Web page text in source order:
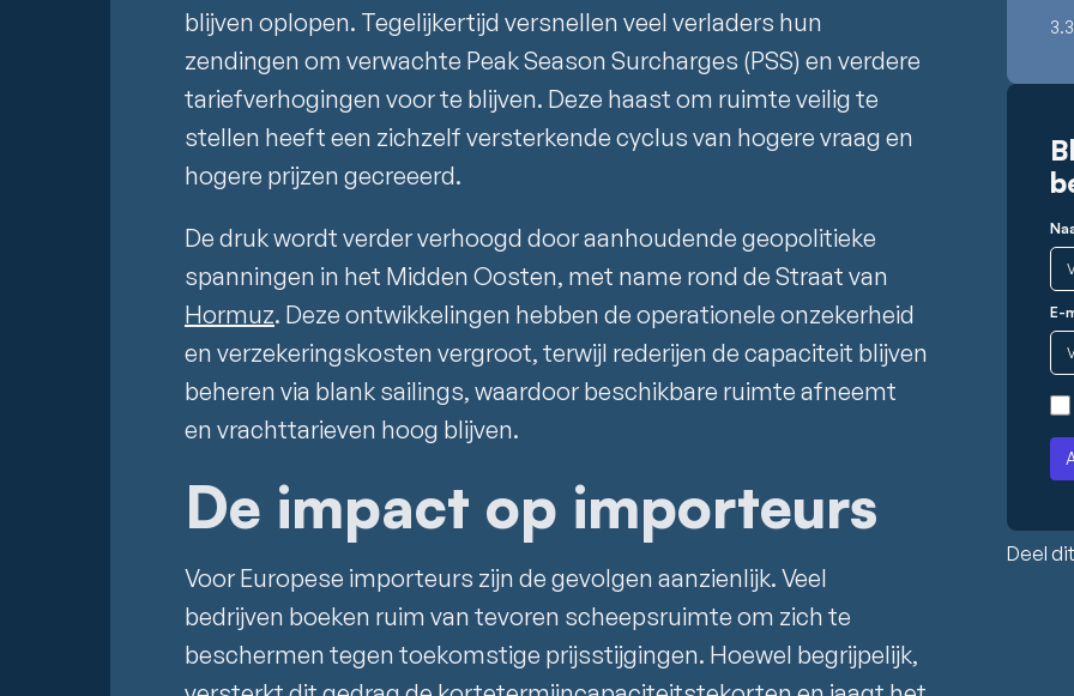
blijven oplopen. Tegelijkertijd versnellen veel verladers hun
zendingen om verwachte Peak Season Surcharges (PSS) en verdere
tariefverhogingen voor te blijven. Deze haast om ruimte veilig te
stellen heeft een zichzelf versterkende cyclus van hogere vraag en
hogere prijzen gecreeerd.
De druk wordt verder verhoogd door aanhoudende geopolitieke
spanningen in het Midden Oosten, met name rond de Straat van
Hormuz. Deze ontwikkelingen hebben de operationele onzekerheid
en verzekeringskosten vergroot, terwijl rederijen de capaciteit blijven
beheren via blank sailings, waardoor beschikbare ruimte afneemt
en vrachttarieven hoog blijven.
De impact op importeurs
Voor Europese importeurs zijn de gevolgen aanzienlijk. Veel
bedrijven boeken ruim van tevoren scheepsruimte om zich te
beschermen tegen toekomstige prijsstijgingen. Hoewel begrijpelijk,
E-
Deel